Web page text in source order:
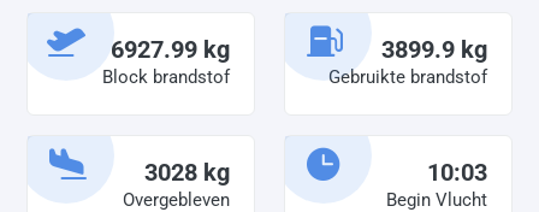
6927.99 kg
Block brandstof
3899.9 kg
Gebruikte brandstof
3028 kg
Overgebleven
10:03
Begin Vlucht